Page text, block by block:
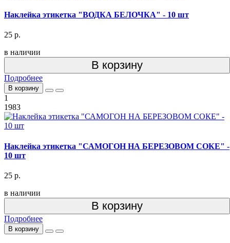
Наклейка этикетка "ВОДКА БЕЛОЧКА" - 10 шт
25 р.
в наличии
В корзину
Подробнее
В корзину
1
1983
Наклейка этикетка "САМОГОН НА БЕРЕЗОВОМ СОКЕ" -
10 шт
25 р.
в наличии
В корзину
Подробнее
В корзину